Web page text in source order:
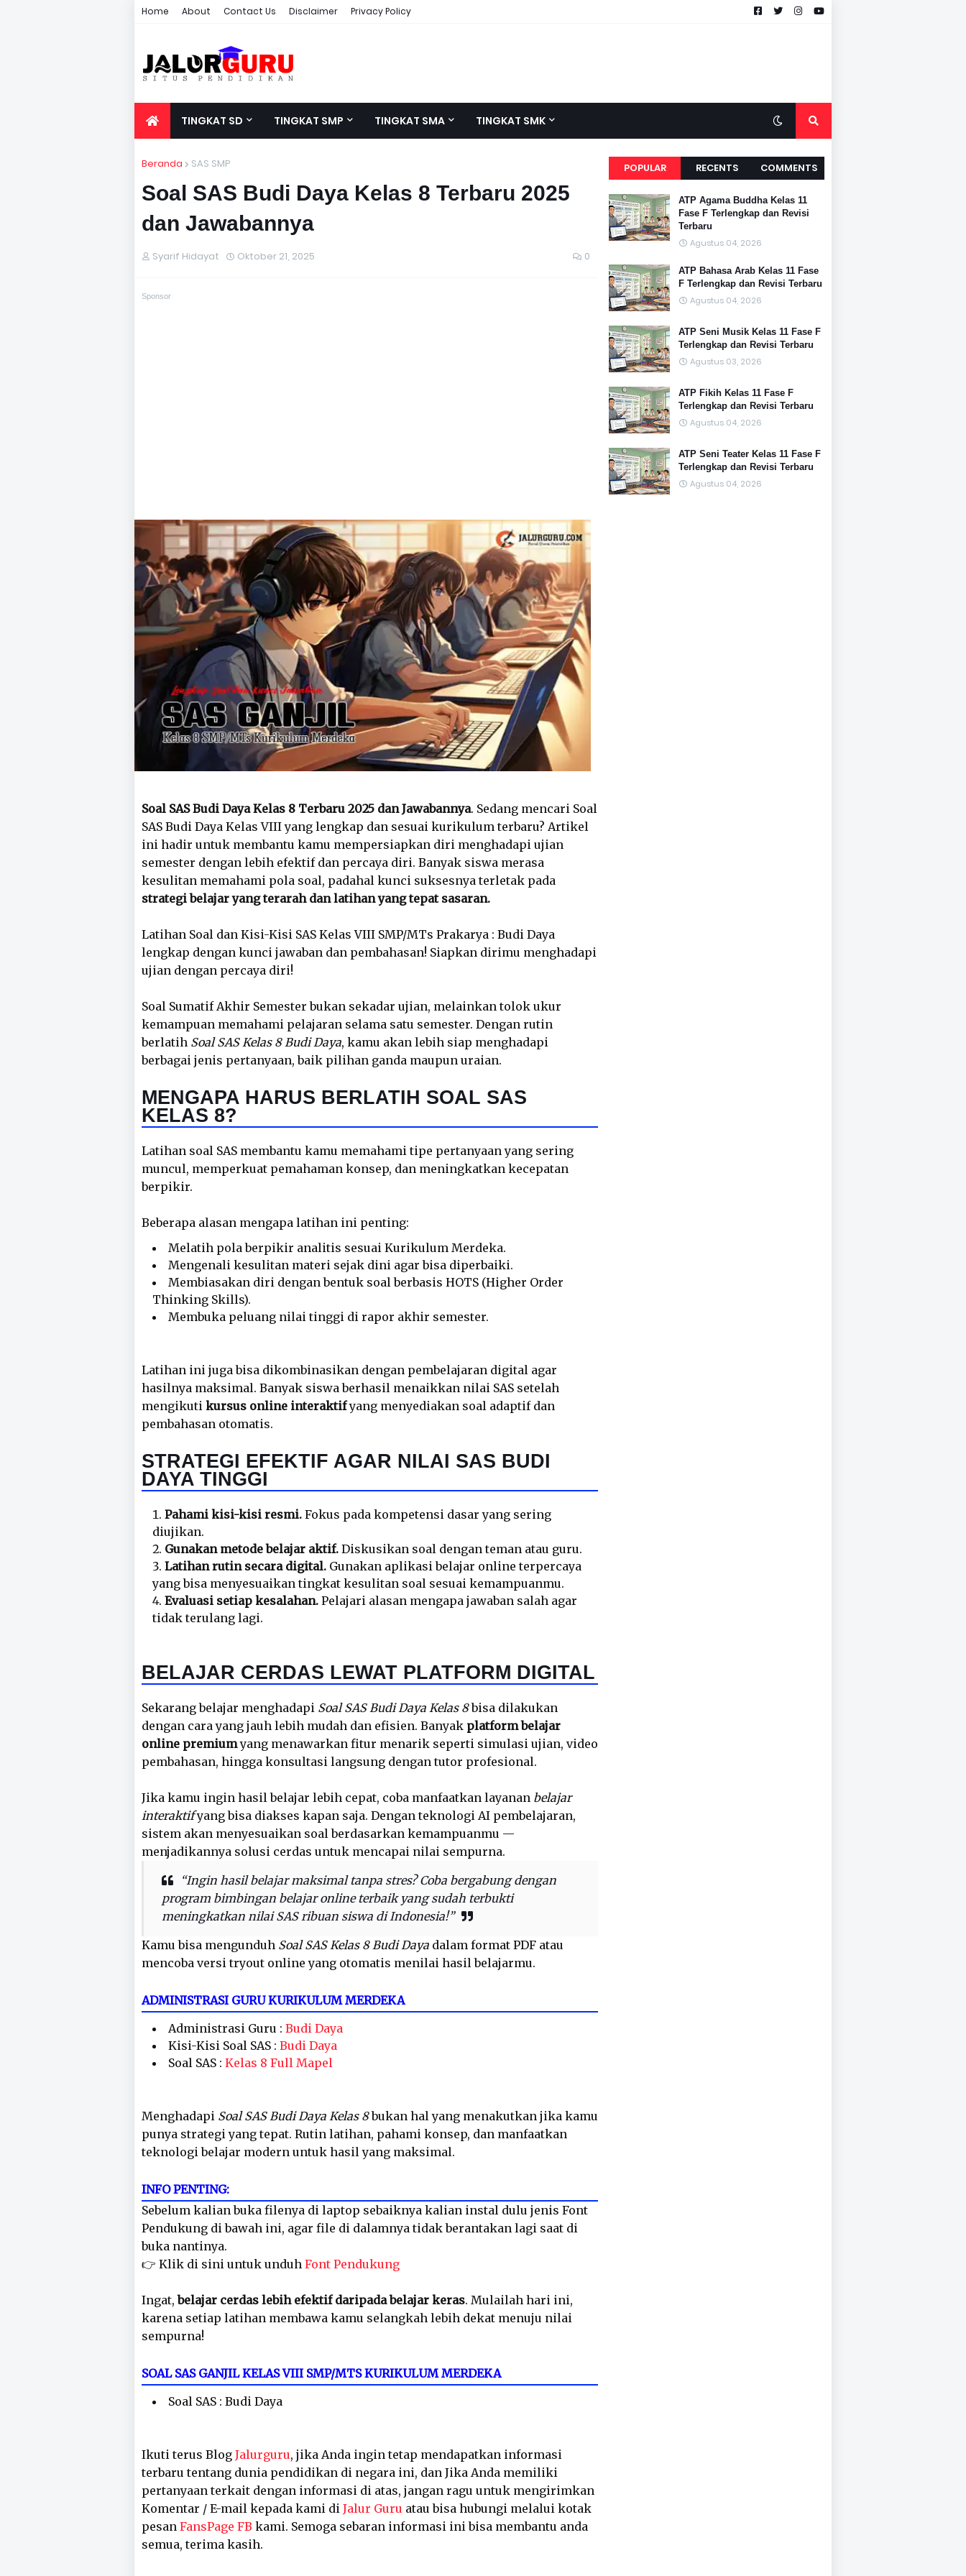
Home About Contact Us Disclaimer Privacy Policy
TINGKAT SD TINGKAT SMP TINGKAT SMA TINGKAT SMK
Beranda SAS SMP
Soal SAS Budi Daya Kelas 8 Terbaru 2025
dan Jawabannya
Syarif Hidayat Oktober 21, 2025 0
Sponsor
Soal SAS Budi Daya Kelas 8 Terbaru 2025 dan Jawabannya. Sedang mencari Soal
SAS Budi Daya Kelas VIII yang lengkap dan sesuai kurikulum terbaru? Artikel
ini hadir untuk membantu kamu mempersiapkan diri menghadapi ujian
semester dengan lebih efektif dan percaya diri. Banyak siswa merasa
kesulitan memahami pola soal, padahal kunci suksesnya terletak pada
strategi belajar yang terarah dan latihan yang tepat sasaran.
Latihan Soal dan Kisi-Kisi SAS Kelas VIII SMP/MTs Prakarya : Budi Daya
lengkap dengan kunci jawaban dan pembahasan! Siapkan dirimu menghadapi
ujian dengan percaya diri!
Soal Sumatif Akhir Semester bukan sekadar ujian, melainkan tolok ukur
kemampuan memahami pelajaran selama satu semester. Dengan rutin
berlatih Soal SAS Kelas 8 Budi Daya, kamu akan lebih siap menghadapi
berbagai jenis pertanyaan, baik pilihan ganda maupun uraian.
MENGAPA HARUS BERLATIH SOAL SAS
KELAS 8?
Latihan soal SAS membantu kamu memahami tipe pertanyaan yang sering
muncul, memperkuat pemahaman konsep, dan meningkatkan kecepatan
berpikir.
Beberapa alasan mengapa latihan ini penting:
Melatih pola berpikir analitis sesuai Kurikulum Merdeka.
Mengenali kesulitan materi sejak dini agar bisa diperbaiki.
Membiasakan diri dengan bentuk soal berbasis HOTS (Higher Order
Thinking Skills).
Membuka peluang nilai tinggi di rapor akhir semester.
Latihan ini juga bisa dikombinasikan dengan pembelajaran digital agar
hasilnya maksimal. Banyak siswa berhasil menaikkan nilai SAS setelah
mengikuti kursus online interaktifyang menyediakan soal adaptif dan
pembahasan otomatis.
STRATEGI EFEKTIF AGAR NILAI SAS BUDI
DAYA TINGGI
Pahami kisi-kisi resmi. Fokus pada kompetensi dasar yang sering
diujikan.
Gunakan metode belajar aktif. Diskusikan soal dengan teman atau guru.
Latihan rutin secara digital. Gunakan aplikasi belajar online terpercaya
yang bisa menyesuaikan tingkat kesulitan soal sesuai kemampuanmu.
Evaluasi setiap kesalahan. Pelajari alasan mengapa jawaban salah agar
tidak terulang lagi.
BELAJAR CERDAS LEWAT PLATFORM DIGITAL
Sekarang belajar menghadapi Soal SAS Budi Daya Kelas 8bisa dilakukan
dengan cara yang jauh lebih mudah dan efisien. Banyak platform belajar
online premiumyang menawarkan fitur menarik seperti simulasi ujian, video
pembahasan, hingga konsultasi langsung dengan tutor profesional.
Jika kamu ingin hasil belajar lebih cepat, coba manfaatkan layanan belajar
interaktifyang bisa diakses kapan saja. Dengan teknologi AI pembelajaran,
sistem akan menyesuaikan soal berdasarkan kemampuanmu —
menjadikannya solusi cerdas untuk mencapai nilai sempurna.
“Ingin hasil belajar maksimal tanpa stres? Coba bergabung dengan
program bimbingan belajar online terbaik yang sudah terbukti
meningkatkan nilai SAS ribuan siswa di Indonesia!”
Kamu bisa mengunduh Soal SAS Kelas 8 Budi Daya dalam format PDF atau
mencoba versi tryout online yang otomatis menilai hasil belajarmu.
ADMINISTRASI GURU KURIKULUM MERDEKA
Administrasi Guru : Budi Daya
Kisi-Kisi Soal SAS : Budi Daya
Soal SAS : Kelas 8 Full Mapel
Menghadapi Soal SAS Budi Daya Kelas 8bukan hal yang menakutkan jika kamu
punya strategi yang tepat. Rutin latihan, pahami konsep, dan manfaatkan
teknologi belajar modern untuk hasil yang maksimal.
INFO PENTING:
Sebelum kalian buka filenya di laptop sebaiknya kalian instal dulu jenis Font
Pendukung di bawah ini, agar file di dalamnya tidak berantakan lagi saat di
buka nantinya.
👉 Klik di sini untuk unduh Font Pendukung
Ingat,belajar cerdas lebih efektif daripada belajar keras. Mulailah hari ini,
karena setiap latihan membawa kamu selangkah lebih dekat menuju nilai
sempurna!
SOAL SAS GANJIL KELAS VIII SMP/MTS KURIKULUM MERDEKA
Soal SAS : Budi Daya
Ikuti terus Blog Jalurguru, jika Anda ingin tetap mendapatkan informasi
terbaru tentang dunia pendidikan di negara ini, dan Jika Anda memiliki
pertanyaan terkait dengan informasi di atas, jangan ragu untuk mengirimkan
Komentar / E-mail kepada kami di Jalur Guru atau bisa hubungi melalui kotak
pesan FansPage FB kami. Semoga sebaran informasi ini bisa membantu anda
semua, terima kasih.
POPULAR RECENTS COMMENTS
ATP Agama Buddha Kelas 11
Fase F Terlengkap dan Revisi
Terbaru
Agustus 04, 2026
ATP Bahasa Arab Kelas 11 Fase
F Terlengkap dan Revisi Terbaru
Agustus 04, 2026
ATP Seni Musik Kelas 11 Fase F
Terlengkap dan Revisi Terbaru
Agustus 03, 2026
ATP Fikih Kelas 11 Fase F
Terlengkap dan Revisi Terbaru
Agustus 04, 2026
ATP Seni Teater Kelas 11 Fase F
Terlengkap dan Revisi Terbaru
Agustus 04, 2026